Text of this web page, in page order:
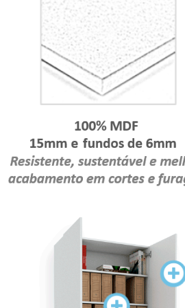
PORTA